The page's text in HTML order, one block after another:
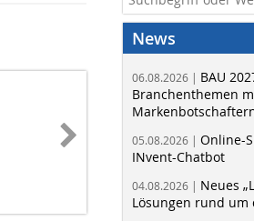
News
06.08.2026 | BAU
Branchenthemen
05.08.2026 | Online-
INvent-Chatbot
04.08.2026 | Neues
Lösungen rund um